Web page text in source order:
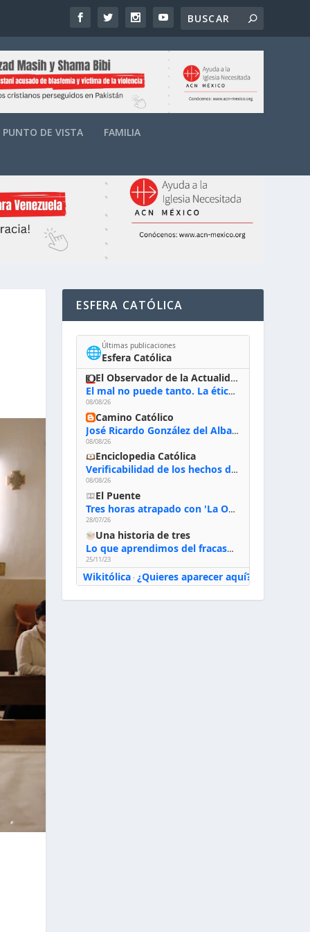
PUNTO DE VISTA FAMILIA
ESFERA CATÓLICA
🌐Últimas publicaciones
Esfera Católica
El Observador de la Actualidad
El mal no puede tanto. La ética del bien posible
08/08/26
Camino Católico
José Ricardo González del Alba, artista sacro: «Yo oro, hablo con Dios, le pido al Espíritu Santo su inspiración y siempre pinto rezando el rosario para que sea Él quien actúe a través de mis manos»
08/08/26
Enciclopedia Católica
Verificabilidad de los hechos de la Biblia
08/08/26
El Puente
Tres horas atrapado con 'La Odisea' de Nolan
28/07/26
Una historia de tres
Lo que aprendimos del fracaso al emprender
25/11/23
Wikitólica· ¿Quieres aparecer aquí?